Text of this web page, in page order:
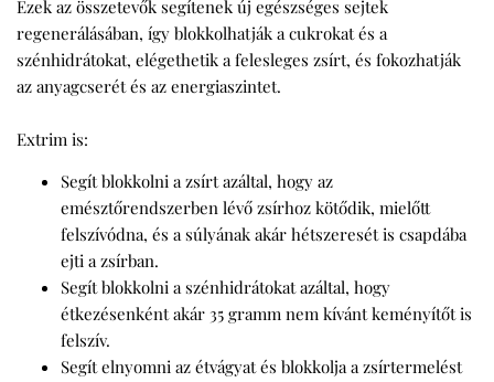
Ezek az összetevők segítenek új egészséges sejtek
regenerálásában, így blokkolhatják a cukrokat és a
szénhidrátokat, elégethetik a felesleges zsírt, és fokozhatják
az anyagcserét és az energiaszintet.
Extrim is:
Segít blokkolni a zsírt azáltal, hogy az
emésztőrendszerben lévő zsírhoz kötődik, mielőtt
felszívódna, és a súlyának akár hétszeresét is csapdába
ejti a zsírban.
Segít blokkolni a szénhidrátokat azáltal, hogy
étkezésenként akár 35 gramm nem kívánt keményítőt is
felszív.
Segít elnyomni az étvágyat és blokkolja a zsírtermelést